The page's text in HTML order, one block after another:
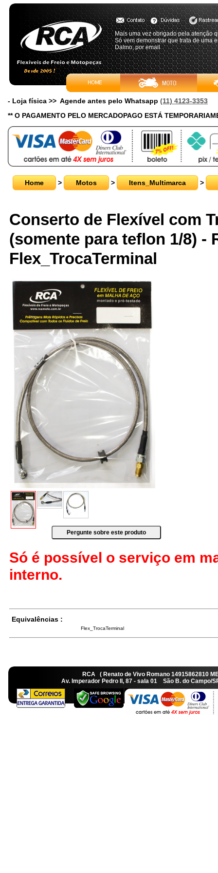
Mais uma vez obrigado pela atenção
Só vem demonstrar que trata de uma
Dalmo, por email
- Loja física >> Agende antes pelo Whatsapp (11) 4123-3353
** O PAGAMENTO PELO MERCADOPAGO ESTÁ
Home > Motos > Itens_Multimarca >
Conserto de Flexível com
(somente para teflon 1/8) -
Flex_TrocaTerminal
Só é possível o serviço em
interno.
Equivalências :
Flex_TrocaTerminal
RCA ( Renato de Vivo Romano
Av. Imperador Pedro II, 87 - sala 01 São B. do